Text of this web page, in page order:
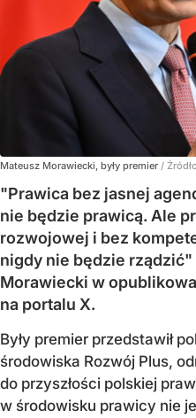
Mateusz Morawiecki, były premier /
"Prawica bez jasnej
nie będzie prawicą. Ale
rozwojowej i bez
nigdy nie będzie rządzić"
Morawiecki w
na portalu X.
Były premier przedstawił
środowiska Rozwój Plus,
do przyszłości polskiej
w środowisku prawicy nie